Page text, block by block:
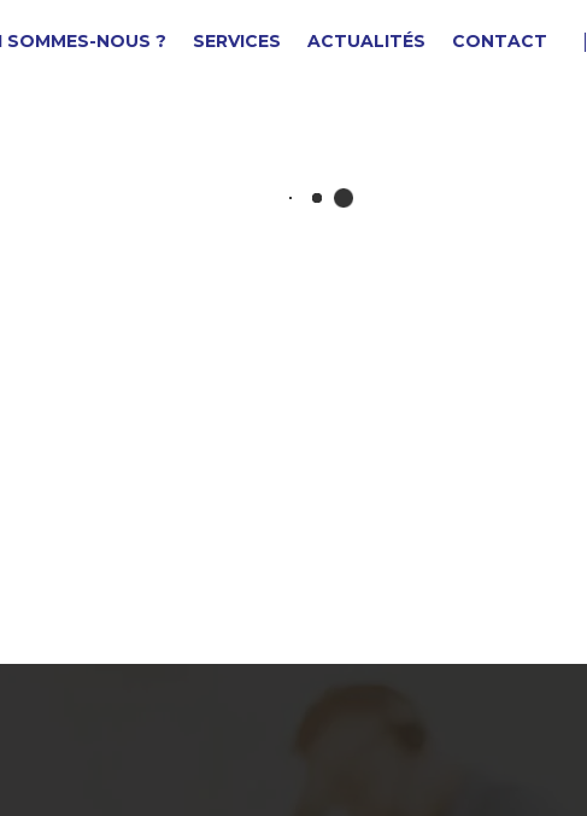
SOMMES-NOUS ? SERVICES ACTUALITÉS CONTACT
CABLE DE CONNEXION